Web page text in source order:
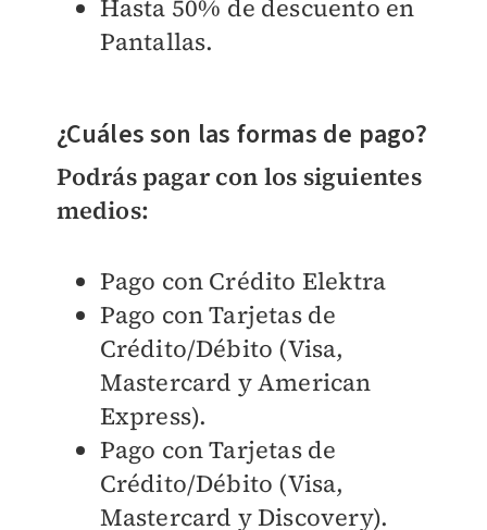
Hasta 50% de descuento en
Pantallas.
¿Cuáles son las formas de pago?
Podrás pagar con los siguientes
medios:
Pago con Crédito Elektra
Pago con Tarjetas de
Crédito/Débito (Visa,
Mastercard y American
Express).
Pago con Tarjetas de
Crédito/Débito (Visa,
Mastercard y Discovery).